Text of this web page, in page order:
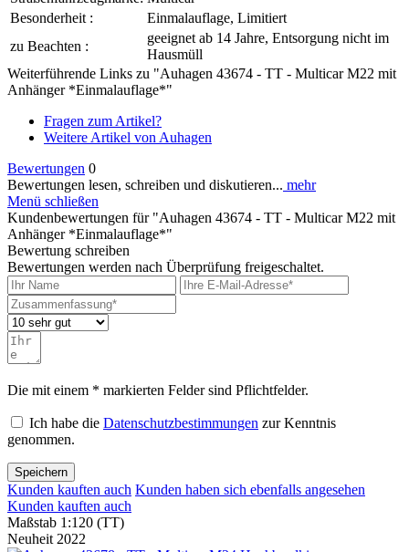
Besonderheit :
Einmalauflage, Limitiert
zu Beachten :
geeignet ab 14 Jahre, Entsorgung nicht im
Hausmüll
Weiterführende Links zu "Auhagen 43674 - TT - Multicar M22 mit
Anhänger *Einmalauflage*"
Fragen zum Artikel?
Weitere Artikel von Auhagen
Bewertungen 0
Bewertungen lesen, schreiben und diskutieren... mehr
Menü schließen
Kundenbewertungen für "Auhagen 43674 - TT - Multicar M22 mit
Anhänger *Einmalauflage*"
Bewertung schreiben
Bewertungen werden nach Überprüfung freigeschaltet.
Die mit einem * markierten Felder sind Pflichtfelder.
Ich habe die Datenschutzbestimmungen zur Kenntnis
genommen.
Speichern
Kunden kauften auch Kunden haben sich ebenfalls angesehen
Kunden kauften auch
Maßstab 1:120 (TT)
Neuheit 2022